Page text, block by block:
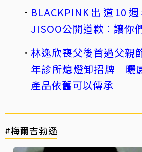
BLACKPINK出道10
JISOO公開道歉：讓你
林逸欣喪父後首過父親
年診所熄燈卸招牌 曬
產品依舊可以傳承
#梅爾吉勃遜